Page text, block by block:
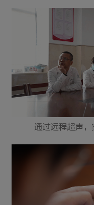
通过远程超声，